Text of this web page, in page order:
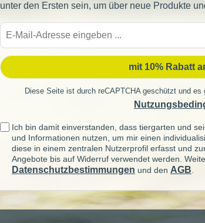
unter den Ersten sein, um über neue Produkte
mit 10% Rabatt
Diese Seite ist durch reCAPTCHA geschützt und
Ich bin damit einverstanden, dass tiergarten und
und Informationen nutzen, um mir einen
diese in einem zentralen Nutzerprofil erfasst und
Angebote bis auf Widerruf verwendet werden.
Datenschutzbestimmungen und den AGB